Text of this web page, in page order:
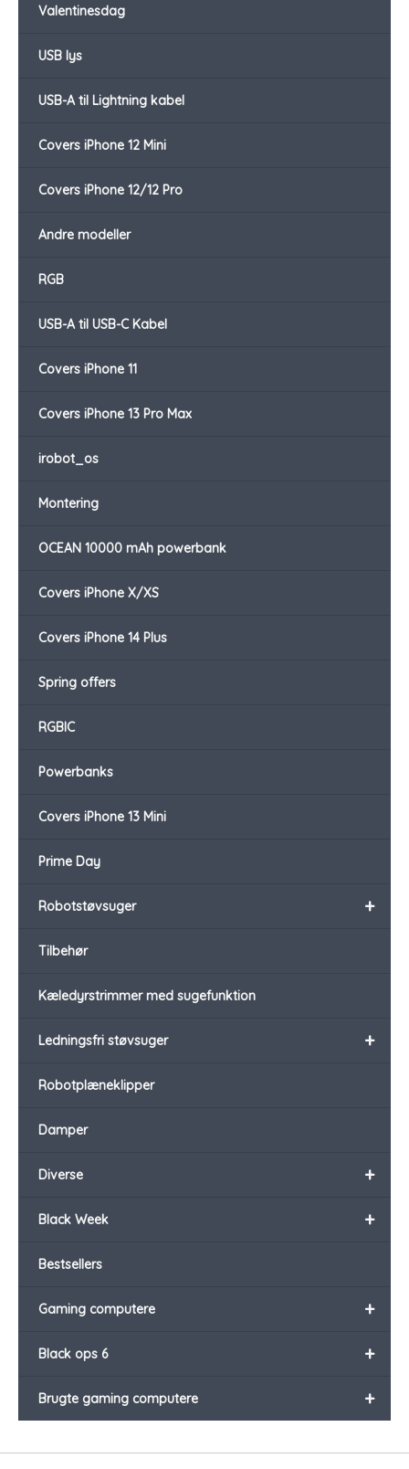
Valentinesdag
USB lys
USB-A til Lightning kabel
Covers iPhone 12 Mini
Covers iPhone 12/12 Pro
Andre modeller
RGB
USB-A til USB-C Kabel
Covers iPhone 11
Covers iPhone 13 Pro Max
irobot_os
Montering
OCEAN 10000 mAh powerbank
Covers iPhone X/XS
Covers iPhone 14 Plus
Spring offers
RGBIC
Powerbanks
Covers iPhone 13 Mini
Prime Day
+
Robotstøvsuger
Tilbehør
Kæledyrstrimmer med sugefunktion
+
Ledningsfri støvsuger
Robotplæneklipper
Damper
+
Diverse
+
Black Week
Bestsellers
+
Gaming computere
+
Black ops 6
+
Brugte gaming computere